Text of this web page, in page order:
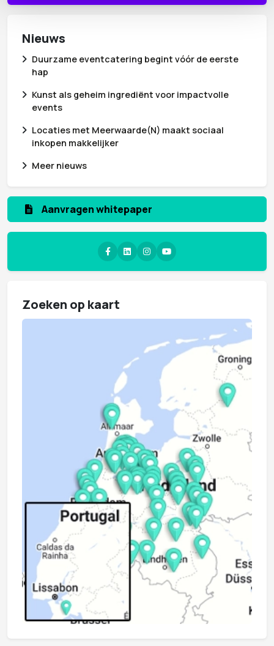
Nieuws
Duurzame eventcatering begint vóór de eerste
hap
Kunst als geheim ingrediënt voor impactvolle
events
Locaties met Meerwaarde(N) maakt sociaal
inkopen makkelijker
Meer nieuws
Aanmelden nieuwsbrief
Zoeken op kaart